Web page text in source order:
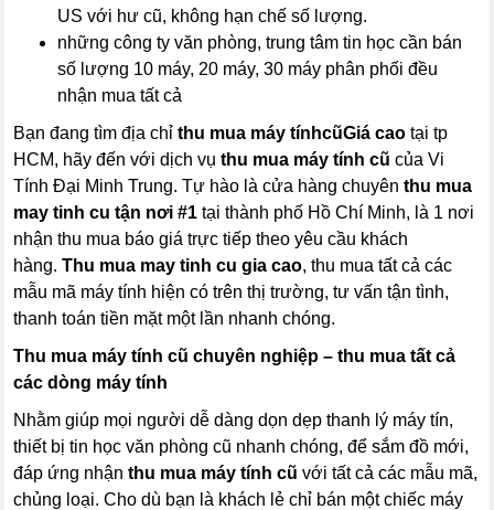
US với hư cũ, không hạn chế số lượng.
những công ty văn phòng, trung tâm tin học cần bán
số lượng 10 máy, 20 máy, 30 máy phân phối đều
nhận mua tất cả
Bạn đang tìm địa chỉthu mua máy tínhcũGiá cao tại tp
HCM, hãy đến với dịch vụthu mua máy tính cũ của Vi
Tính Đại Minh Trung. Tự hào là cửa hàng chuyênthu mua
may tinh cu tận nơi #1 tại thành phố Hồ Chí Minh, là 1 nơi
nhận thu mua báo giá trực tiếp theo yêu cầu khách
hàng.Thu mua may tinh cu gia cao, thu mua tất cả các
mẫu mã máy tính hiện có trên thị trường, tư vấn tận tình,
thanh toán tiền mặt một lần nhanh chóng.
Thu mua máy tính cũ chuyên nghiệp – thu mua tất cả
các dòng máy tính
Nhằm giúp mọi người dễ dàng dọn dẹp thanh lý máy tín,
thiết bị tin học văn phòng cũ nhanh chóng, để sắm đồ mới,
đáp ứng nhậnthu mua máy tính cũ với tất cả các mẫu mã,
chủng loại. Cho dù bạn là khách lẻ chỉ bán một chiếc máy